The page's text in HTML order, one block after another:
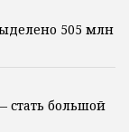
505 млн
стать большой